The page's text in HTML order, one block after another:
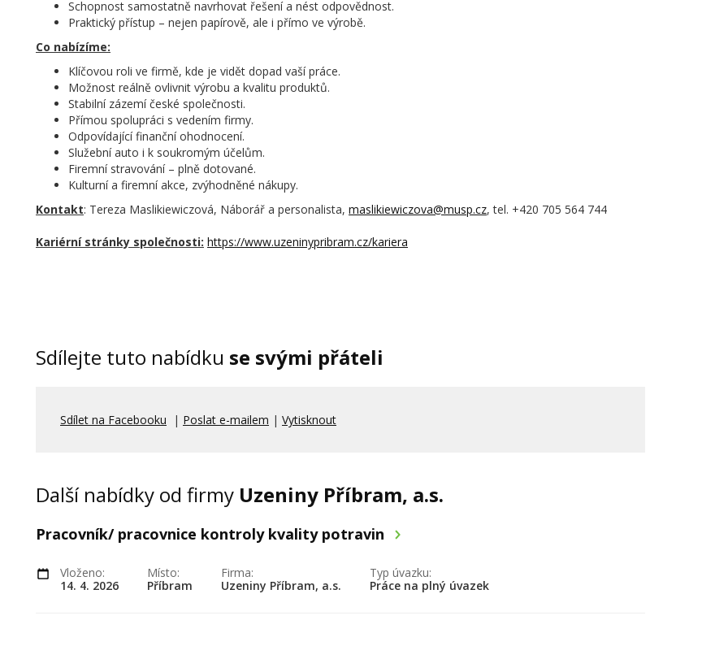
Schopnost samostatně navrhovat řešení a nést odpovědnost.
Praktický přístup – nejen papírově, ale i přímo ve výrobě.
Co nabízíme:
Klíčovou roli ve firmě, kde je vidět dopad vaší práce.
Možnost reálně ovlivnit výrobu a kvalitu produktů.
Stabilní zázemí české společnosti.
Přímou spolupráci s vedením firmy.
Odpovídající finanční ohodnocení.
Služební auto i k soukromým účelům.
Firemní stravování – plně dotované.
Kulturní a firemní akce, zvýhodněné nákupy.
Kontakt: Tereza Maslikiewiczová, Náborář a personalista, maslikiewiczova@musp.cz, tel. +420 705 564 744
Kariérní stránky společnosti: https://www.uzeninypribram.cz/kariera
Sdílejte tuto nabídku se svými přáteli
Sdílet na Facebooku | Poslat e-mailem | Vytisknout
Další nabídky od firmy Uzeniny Příbram, a.s.
Pracovník/ pracovnice kontroly kvality potravin
Vloženo:
14. 4. 2026
Místo:
Příbram
Firma:
Uzeniny Příbram, a.s.
Typ úvazku:
Práce na plný úvazek